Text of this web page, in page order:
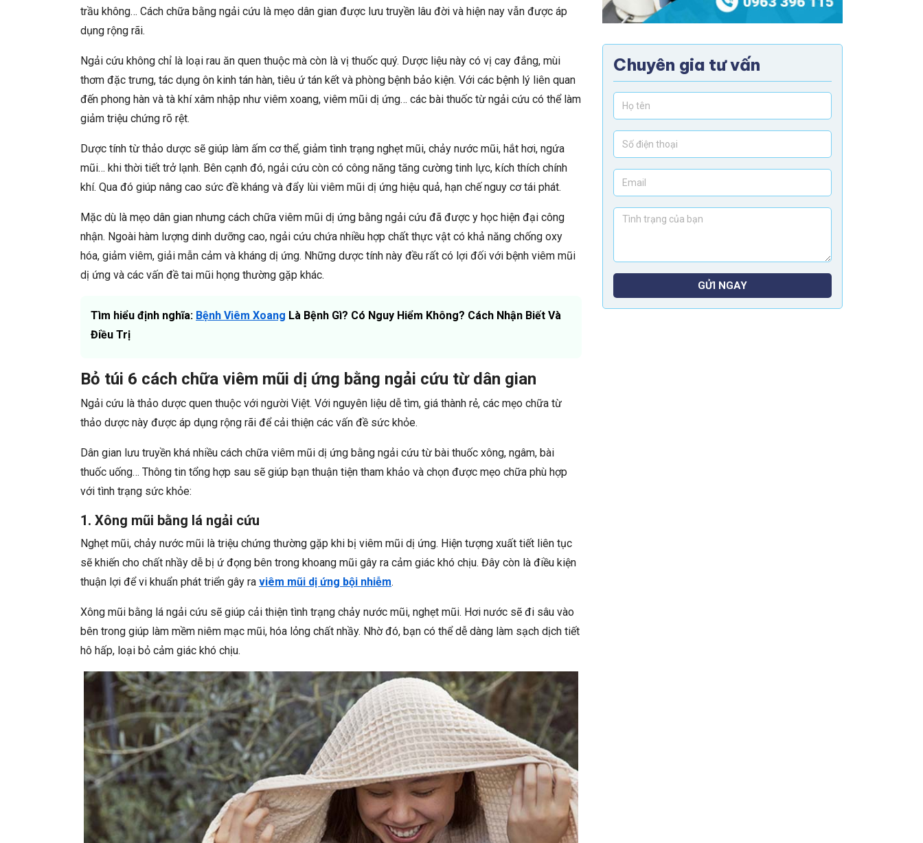
trầu không… Cách chữa bằng ngải cứu là mẹo dân gian được lưu truyền lâu đời và hiện nay vẫn được áp
dụng rộng rãi.
Ngải cứu không chỉ là loại rau ăn quen thuộc mà còn là vị thuốc quý. Dược liệu này có vị cay đắng, mùi
thơm đặc trưng, tác dụng ôn kinh tán hàn, tiêu ứ tán kết và phòng bệnh bảo kiện. Với các bệnh lý liên quan
đến phong hàn và tà khí xâm nhập như viêm xoang, viêm mũi dị ứng… các bài thuốc từ ngải cứu có thể làm
giảm triệu chứng rõ rệt.
Dược tính từ thảo dược sẽ giúp làm ấm cơ thể, giảm tình trạng nghẹt mũi, chảy nước mũi, hắt hơi, ngứa
mũi… khi thời tiết trở lạnh. Bên cạnh đó, ngải cứu còn có công năng tăng cường tinh lực, kích thích chính
khí. Qua đó giúp nâng cao sức đề kháng và đẩy lùi viêm mũi dị ứng hiệu quả, hạn chế nguy cơ tái phát.
Mặc dù là mẹo dân gian nhưng cách chữa viêm mũi dị ứng bằng ngải cứu đã được y học hiện đại công
nhận. Ngoài hàm lượng dinh dưỡng cao, ngải cứu chứa nhiều hợp chất thực vật có khả năng chống oxy
hóa, giảm viêm, giải mẫn cảm và kháng dị ứng. Những dược tính này đều rất có lợi đối với bệnh viêm mũi
dị ứng và các vấn đề tai mũi họng thường gặp khác.
Tìm hiểu định nghĩa: Bệnh Viêm Xoang Là Bệnh Gì? Có Nguy Hiểm Không? Cách Nhận Biết Và
Điều Trị
Bỏ túi 6 cách chữa viêm mũi dị ứng bằng ngải cứu từ dân gian
Ngải cứu là thảo dược quen thuộc với người Việt. Với nguyên liệu dễ tìm, giá thành rẻ, các mẹo chữa từ
thảo dược này được áp dụng rộng rãi để cải thiện các vấn đề sức khỏe.
Dân gian lưu truyền khá nhiều cách chữa viêm mũi dị ứng bằng ngải cứu từ bài thuốc xông, ngâm, bài
thuốc uống… Thông tin tổng hợp sau sẽ giúp bạn thuận tiện tham khảo và chọn được mẹo chữa phù hợp
với tình trạng sức khỏe:
1. Xông mũi bằng lá ngải cứu
Nghẹt mũi, chảy nước mũi là triệu chứng thường gặp khi bị viêm mũi dị ứng. Hiện tượng xuất tiết liên tục
sẽ khiến cho chất nhầy dễ bị ứ đọng bên trong khoang mũi gây ra cảm giác khó chịu. Đây còn là điều kiện
thuận lợi để vi khuẩn phát triển gây ra viêm mũi dị ứng bội nhiễm.
Xông mũi bằng lá ngải cứu sẽ giúp cải thiện tình trạng chảy nước mũi, nghẹt mũi. Hơi nước sẽ đi sâu vào
bên trong giúp làm mềm niêm mạc mũi, hóa lỏng chất nhầy. Nhờ đó, bạn có thể dễ dàng làm sạch dịch tiết
hô hấp, loại bỏ cảm giác khó chịu.
Chuyên gia tư vấn
GỬI NGAY